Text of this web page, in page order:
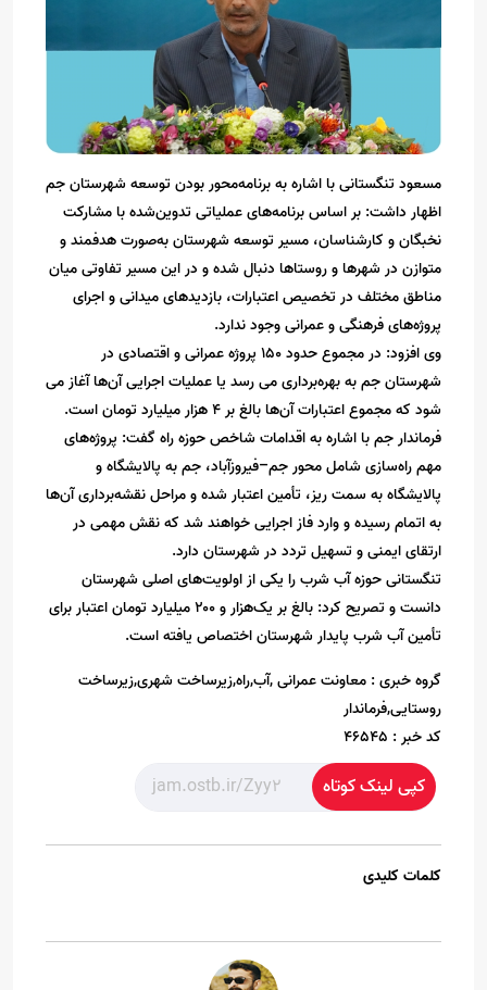
مسعود تنگستانی با اشاره به برنامه‌محور بودن توسعه شهرستان جم
اظهار داشت: بر اساس برنامه‌های عملیاتی تدوین‌شده با مشارکت
نخبگان و کارشناسان، مسیر توسعه شهرستان به‌صورت هدفمند و
متوازن در شهرها و روستاها دنبال شده و در این مسیر تفاوتی میان
مناطق مختلف در تخصیص اعتبارات، بازدیدهای میدانی و اجرای
پروژه‌های فرهنگی و عمرانی وجود ندارد.
وی افزود: در مجموع حدود ۱۵۰ پروژه عمرانی و اقتصادی در
شهرستان جم به بهره‌برداری می رسد یا عملیات اجرایی آن‌ها آغاز می
شود که مجموع اعتبارات آن‌ها بالغ بر ۴ هزار میلیارد تومان است.
فرماندار جم با اشاره به اقدامات شاخص حوزه راه گفت: پروژه‌های
مهم راه‌سازی شامل محور جم–فیروزآباد، جم به پالایشگاه و
پالایشگاه به سمت ریز، تأمین اعتبار شده و مراحل نقشه‌برداری آن‌ها
به اتمام رسیده و وارد فاز اجرایی خواهند شد که نقش مهمی در
ارتقای ایمنی و تسهیل تردد در شهرستان دارد.
تنگستانی حوزه آب شرب را یکی از اولویت‌های اصلی شهرستان
دانست و تصریح کرد: بالغ بر یک‌هزار و ۲۰۰ میلیارد تومان اعتبار برای
تأمین آب شرب پایدار شهرستان اختصاص یافته است.
گروه خبری : معاونت عمرانی ,آب,راه,زیرساخت شهری,زیرساخت
روستایی,فرماندار
کد خبر : 46545
کپی لینک کوتاه
کلمات کلیدی